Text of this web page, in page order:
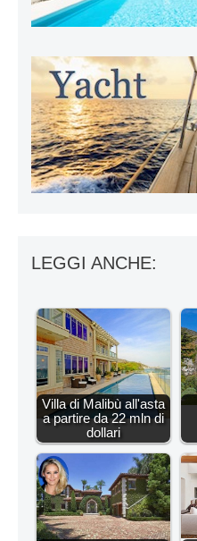
LEGGI ANCHE:
Villa di Malibù all'asta
a partire da 22 mln di
dollari